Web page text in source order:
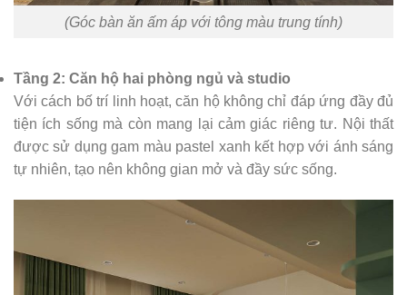
(Góc bàn ăn ấm áp với tông màu trung tính)
Tầng 2: Căn hộ hai phòng ngủ và studio
Với cách bố trí linh hoạt, căn hộ không chỉ đáp ứng đầy đủ
tiện ích sống mà còn mang lại cảm giác riêng tư. Nội thất
được sử dụng gam màu pastel xanh kết hợp với ánh sáng
tự nhiên, tạo nên không gian mở và đầy sức sống.